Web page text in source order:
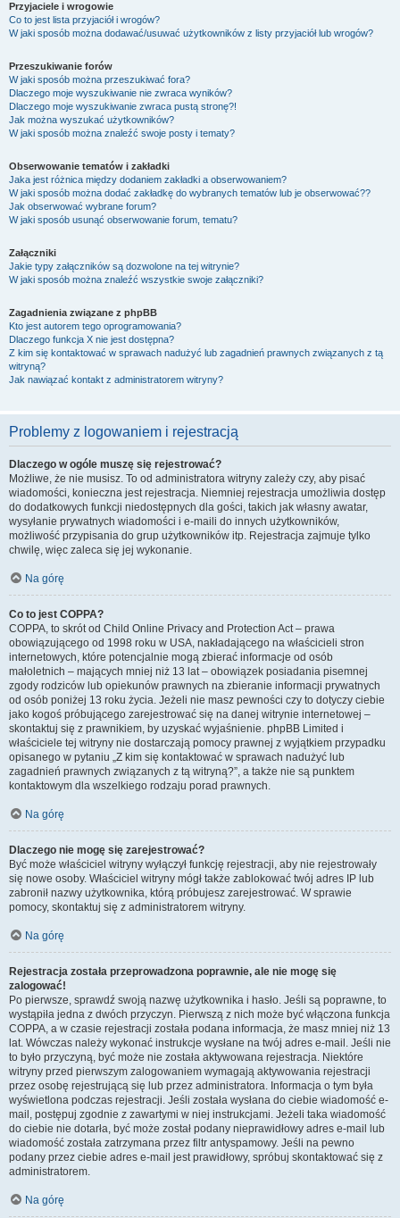
Przyjaciele i wrogowie
Co to jest lista przyjaciół i wrogów?
W jaki sposób można dodawać/usuwać użytkowników z listy przyjaciół lub wrogów?
Przeszukiwanie forów
W jaki sposób można przeszukiwać fora?
Dlaczego moje wyszukiwanie nie zwraca wyników?
Dlaczego moje wyszukiwanie zwraca pustą stronę?!
Jak można wyszukać użytkowników?
W jaki sposób można znaleźć swoje posty i tematy?
Obserwowanie tematów i zakładki
Jaka jest różnica między dodaniem zakładki a obserwowaniem?
W jaki sposób można dodać zakładkę do wybranych tematów lub je obserwować??
Jak obserwować wybrane forum?
W jaki sposób usunąć obserwowanie forum, tematu?
Załączniki
Jakie typy załączników są dozwolone na tej witrynie?
W jaki sposób można znaleźć wszystkie swoje załączniki?
Zagadnienia związane z phpBB
Kto jest autorem tego oprogramowania?
Dlaczego funkcja X nie jest dostępna?
Z kim się kontaktować w sprawach nadużyć lub zagadnień prawnych związanych z tą
witryną?
Jak nawiązać kontakt z administratorem witryny?
Problemy z logowaniem i rejestracją
Dlaczego w ogóle muszę się rejestrować?
Możliwe, że nie musisz. To od administratora witryny zależy czy, aby pisać
wiadomości, konieczna jest rejestracja. Niemniej rejestracja umożliwia dostęp
do dodatkowych funkcji niedostępnych dla gości, takich jak własny awatar,
wysyłanie prywatnych wiadomości i e-maili do innych użytkowników,
możliwość przypisania do grup użytkowników itp. Rejestracja zajmuje tylko
chwilę, więc zaleca się jej wykonanie.
Na górę
Co to jest COPPA?
COPPA, to skrót od Child Online Privacy and Protection Act – prawa
obowiązującego od 1998 roku w USA, nakładającego na właścicieli stron
internetowych, które potencjalnie mogą zbierać informacje od osób
małoletnich – mających mniej niż 13 lat – obowiązek posiadania pisemnej
zgody rodziców lub opiekunów prawnych na zbieranie informacji prywatnych
od osób poniżej 13 roku życia. Jeżeli nie masz pewności czy to dotyczy ciebie
jako kogoś próbującego zarejestrować się na danej witrynie internetowej –
skontaktuj się z prawnikiem, by uzyskać wyjaśnienie. phpBB Limited i
właściciele tej witryny nie dostarczają pomocy prawnej z wyjątkiem przypadku
opisanego w pytaniu „Z kim się kontaktować w sprawach nadużyć lub
zagadnień prawnych związanych z tą witryną?”, a także nie są punktem
kontaktowym dla wszelkiego rodzaju porad prawnych.
Na górę
Dlaczego nie mogę się zarejestrować?
Być może właściciel witryny wyłączył funkcję rejestracji, aby nie rejestrowały
się nowe osoby. Właściciel witryny mógł także zablokować twój adres IP lub
zabronił nazwy użytkownika, którą próbujesz zarejestrować. W sprawie
pomocy, skontaktuj się z administratorem witryny.
Na górę
Rejestracja została przeprowadzona poprawnie, ale nie mogę się
zalogować!
Po pierwsze, sprawdź swoją nazwę użytkownika i hasło. Jeśli są poprawne, to
wystąpiła jedna z dwóch przyczyn. Pierwszą z nich może być włączona funkcja
COPPA, a w czasie rejestracji została podana informacja, że masz mniej niż 13
lat. Wówczas należy wykonać instrukcje wysłane na twój adres e-mail. Jeśli nie
to było przyczyną, być może nie została aktywowana rejestracja. Niektóre
witryny przed pierwszym zalogowaniem wymagają aktywowania rejestracji
przez osobę rejestrującą się lub przez administratora. Informacja o tym była
wyświetlona podczas rejestracji. Jeśli została wysłana do ciebie wiadomość e-
mail, postępuj zgodnie z zawartymi w niej instrukcjami. Jeżeli taka wiadomość
do ciebie nie dotarła, być może został podany nieprawidłowy adres e-mail lub
wiadomość została zatrzymana przez filtr antyspamowy. Jeśli na pewno
podany przez ciebie adres e-mail jest prawidłowy, spróbuj skontaktować się z
administratorem.
Na górę